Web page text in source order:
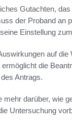
Gutachten,
der Proband an
Einstellung
auf
die
Antrags.
darüber, wie
Untersuchung